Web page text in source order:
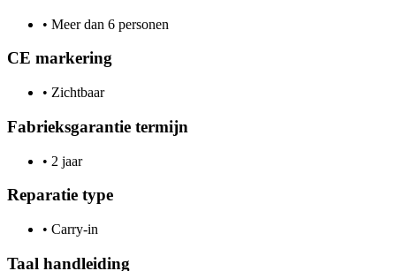
• Meer dan 6 personen
CE markering
• Zichtbaar
Fabrieksgarantie termijn
• 2 jaar
Reparatie type
• Carry-in
Taal handleiding